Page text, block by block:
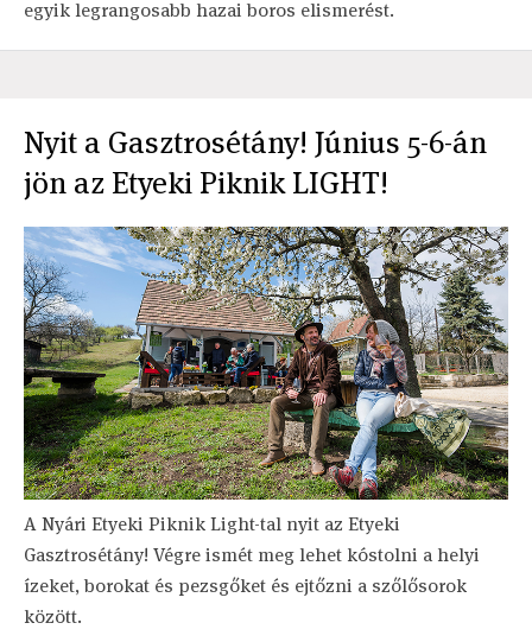
egyik legrangosabb hazai boros elismerést.
Nyit a Gasztrosétány! Június 5-6-án
jön az Etyeki Piknik LIGHT!
A Nyári Etyeki Piknik Light-tal nyit az Etyeki
Gasztrosétány! Végre ismét meg lehet kóstolni a helyi
ízeket, borokat és pezsgőket és ejtőzni a szőlősorok
között.